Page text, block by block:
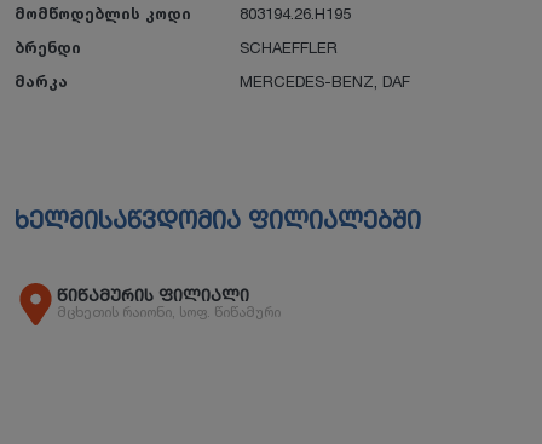
მომწოდებლის კოდი
803194.26.H195
ბრენდი
SCHAEFFLER
მარკა
MERCEDES-BENZ DAF
ხელმისაწვდომია ფილიალებში
წიწამურის ფილიალი
მცხეთის რაიონი, სოფ. წიწამური